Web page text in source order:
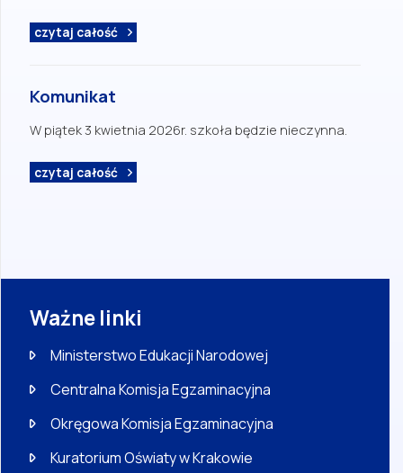
czytaj całość
Komunikat
W piątek 3 kwietnia 2026r. szkoła będzie nieczynna.
czytaj całość
Ważne linki
Ministerstwo Edukacji Narodowej
Centralna Komisja Egzaminacyjna
Okręgowa Komisja Egzaminacyjna
Kuratorium Oświaty w Krakowie